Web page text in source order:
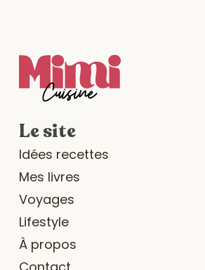
Le site
Idées recettes
Mes livres
Voyages
Lifestyle
À propos